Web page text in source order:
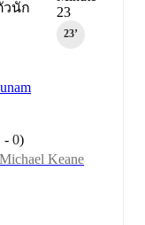
23
23‎’‎
วนัก
-0)
Keane